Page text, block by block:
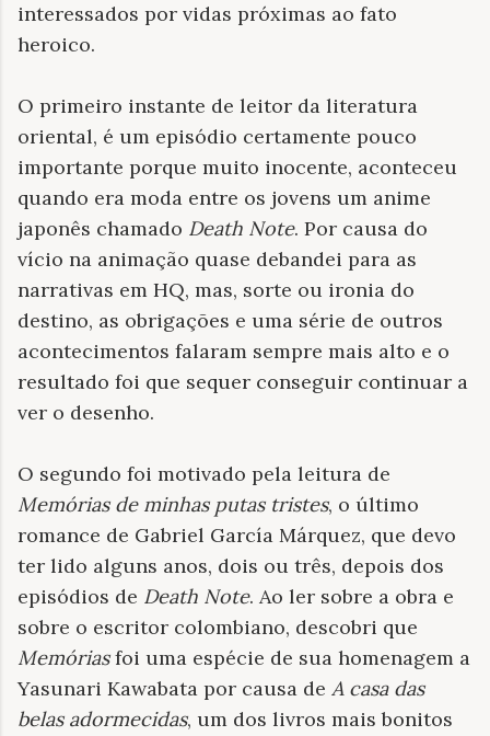
interessados por vidas próximas ao fato
heroico.
O primeiro instante de leitor da literatura
oriental, é um episódio certamente pouco
importante porque muito inocente, aconteceu
quando era moda entre os jovens um anime
japonês chamado Death Note. Por causa do
vício na animação quase debandei para as
narrativas em HQ, mas, sorte ou ironia do
destino, as obrigações e uma série de outros
acontecimentos falaram sempre mais alto e o
resultado foi que sequer conseguir continuar a
ver o desenho.
O segundo foi motivado pela leitura de
Memórias de minhas putas tristes, o último
romance de Gabriel García Márquez, que devo
ter lido alguns anos, dois ou três, depois dos
episódios de Death Note. Ao ler sobre a obra e
sobre o escritor colombiano, descobri que
Memóriasfoi uma espécie de sua homenagem a
Yasunari Kawabata por causa de A casa das
belas adormecidas, um dos livros mais bonitos